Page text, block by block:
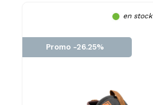
en stock
Promo -26.25%